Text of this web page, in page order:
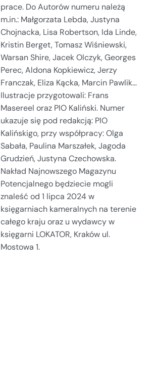
prace. Do Autorów numeru należą
m.in.: Małgorzata Lebda, Justyna
Chojnacka, Lisa Robertson, Ida Linde,
Kristin Berget, Tomasz Wiśniewski,
Warsan Shire, Jacek Olczyk, Georges
Perec, Aldona Kopkiewicz, Jerzy
Franczak, Eliza Kącka, Marcin Pawlik...
Ilustracje przygotowali: Frans
Masereel oraz PIO Kaliński. Numer
ukazuje się pod redakcją: PIO
Kalińskigo, przy współpracy: Olga
Sabała, Paulina Marszałek, Jagoda
Grudzień, Justyna Czechowska.
Nakład Najnowszego Magazynu
Potencjalnego będziecie mogli
znaleść od 1 lipca 2024 w
księgarniach kameralnych na terenie
całego kraju oraz u wydawcy w
księgarni LOKATOR, Kraków ul.
Mostowa 1.